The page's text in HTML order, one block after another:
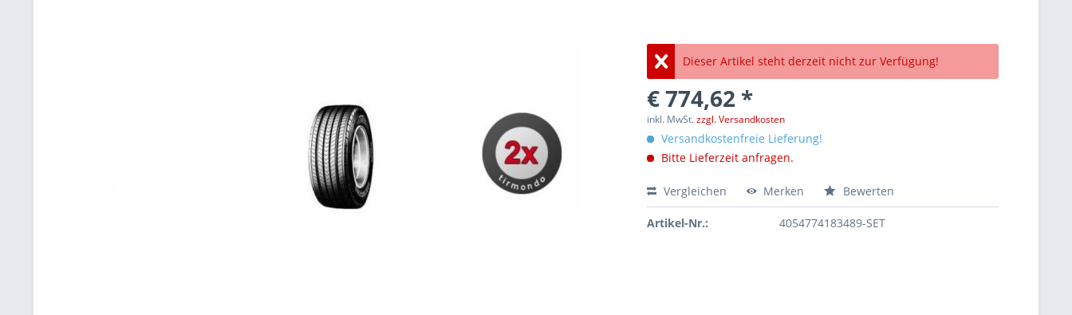
Dieser Artikel steht derzeit nicht zur Verfügung!
€ 774,62 *
inkl. MwSt.zzgl. Versandkosten
Versandkostenfreie Lieferung!
Bitte Lieferzeit anfragen.
Vergleichen Merken Bewerten
Artikel-Nr.: 4054774183489-SET